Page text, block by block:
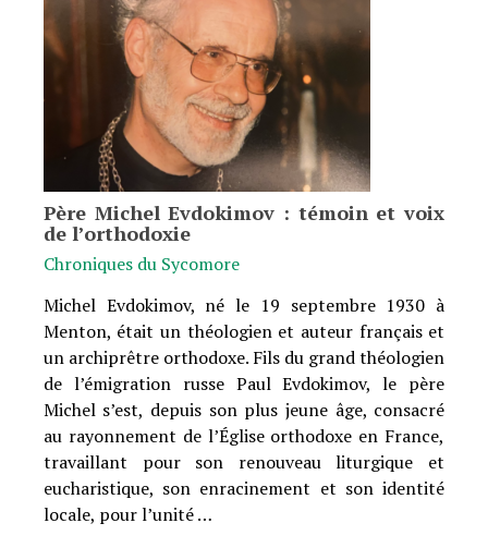
Père Michel Evdokimov : témoin et voix
de l’orthodoxie
Chroniques du Sycomore
Michel Evdokimov, né le 19 septembre 1930 à
Menton, était un théologien et auteur français et
un archiprêtre orthodoxe. Fils du grand théologien
de l’émigration russe Paul Evdokimov, le père
Michel s’est, depuis son plus jeune âge, consacré
au rayonnement de l’Église orthodoxe en France,
travaillant pour son renouveau liturgique et
eucharistique, son enracinement et son identité
locale, pour l’unité …